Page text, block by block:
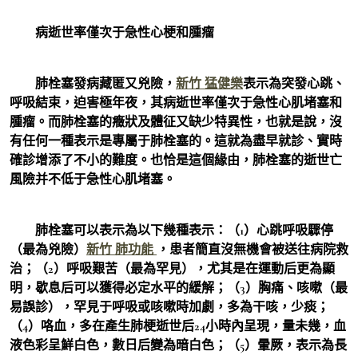
病逝世率僅次于急性心梗和腫瘤
肺栓塞發病藏匿又兇險， 新竹 猛健樂表示為突發心跳、
呼吸結束，迫害極年夜，其病逝世率僅次于急性心肌堵塞和
腫瘤。而肺栓塞的癥狀及體征又缺少特異性，也就是說，沒
有任何一種表示是專屬于肺栓塞的。這就為盡早就診、實時
確診增添了不小的難度。也恰是這個緣由，肺栓塞的逝世亡
風險并不低于急性心肌堵塞。
肺栓塞可以表示為以下幾種表示：（1）心跳呼吸驟停
（最為兇險） 新竹 肺功能 ，患者簡直沒無機會被送往病院救
治；（2）呼吸艱苦（最為罕見），尤其是在運動后更為顯
明，歇息后可以獲得必定水平的緩解；（3）胸痛、咳嗽（最
易誤診），罕見于呼吸或咳嗽時加劇，多為干咳，少痰；
（4）咯血，多在產生肺梗逝世后24小時內呈現，量未幾，血
液色彩呈鮮白色，數日后變為暗白色；（5）暈厥，表示為長